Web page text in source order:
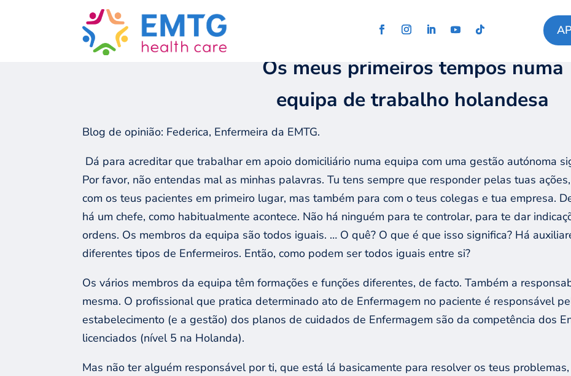
GO BACK
Os meus primeiros tempos numa
equipa de trabalho holandesa
Blog de opinião: Federica, Enfermeira da EMTG.
Dá para acreditar que trabalhar em apoio domiciliário numa equipa com uma gestão autónoma
Por favor, não entendas mal as minhas palavras. Tu tens sempre que responder pelas tuas
com os teus pacientes em primeiro lugar, mas também para com o teus colegas e tua empresa.
há um chefe, como habitualmente acontece. Não há ninguém para te controlar, para te dar
ordens. Os membros da equipa são todos iguais. … O quê? O que é que isso significa? Há
diferentes tipos de Enfermeiros. Então, como podem ser todos iguais entre si?
Os vários membros da equipa têm formações e funções diferentes, de facto. Também a
mesma. O profissional que pratica determinado ato de Enfermagem no paciente é responsável
estabelecimento (e a gestão) dos planos de cuidados de Enfermagem são da competência dos
licenciados (nível 5 na Holanda).
Mas não ter alguém responsável por ti, que está lá basicamente para resolver os teus